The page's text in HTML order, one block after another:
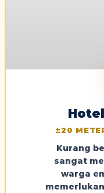
±20
Kurang
sangat
warga